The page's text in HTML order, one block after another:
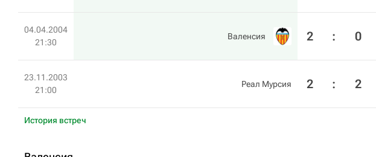
04.04.2004
21:30
Валенсия 2 : 0
23.11.2003
21:00
Реал Мурсия 2 : 2
История встреч